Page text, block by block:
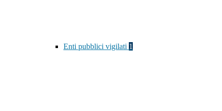
Enti pubblici vigilati 1